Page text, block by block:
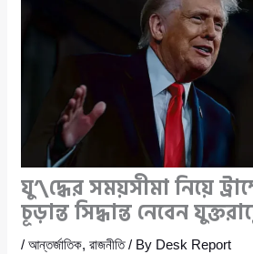
যু’\দ্ধের সময়সীমা নিয়ে
চূড়ান্ত সিদ্ধান্ত নেবেন
/আন্তর্জাতিক,রাজনীতি/ By Desk Report